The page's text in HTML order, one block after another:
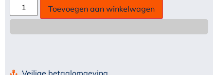
Toevoegen aan winkelwagen